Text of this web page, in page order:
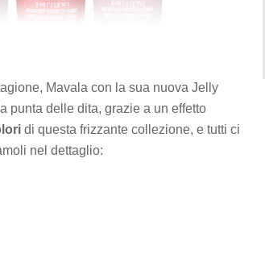
Mavala con la sua nuova Jelly
punta delle dita, grazie a un effetto
di questa frizzante collezione, e tutti ci
nel dettaglio: